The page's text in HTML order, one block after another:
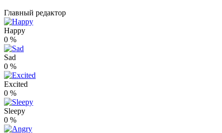
Главный редактор
Happy
0 %
Sad
0 %
Excited
0 %
Sleepy
0 %